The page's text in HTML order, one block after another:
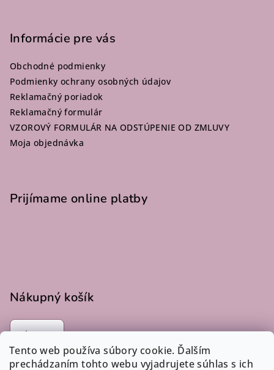
Tento web používa súbory cookie. Ďalším
prechádzaním tohto webu vyjadrujete súhlas s ich
Informácie pre vás
Obchodné podmienky
Podmienky ochrany osobných údajov
Reklamačný poriadok
Reklamačný formulár
VZOROVÝ FORMULÁR NA ODSTÚPENIE OD ZMLUVY
Moja objednávka
Prijímame online platby
Nákupný košík
0ks /€0